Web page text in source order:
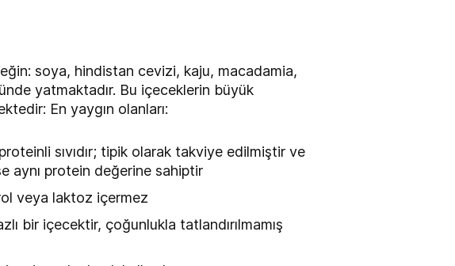
soya, hindistan cevizi, kaju, macadamia,
yatmaktadır. Bu içeceklerin büyük
En yaygın olanları:
sıvıdır; tipik olarak takviye edilmiştir ve
aynı protein değerine sahiptir
veya laktoz içermez
bir içecektir, çoğunlukla tatlandırılmamış